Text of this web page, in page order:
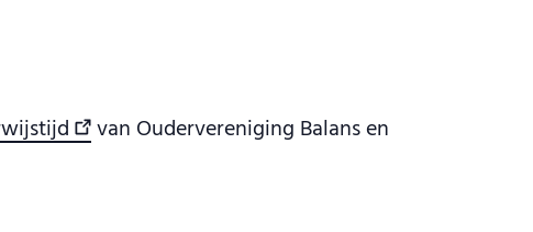
van Oudervereniging Balans en